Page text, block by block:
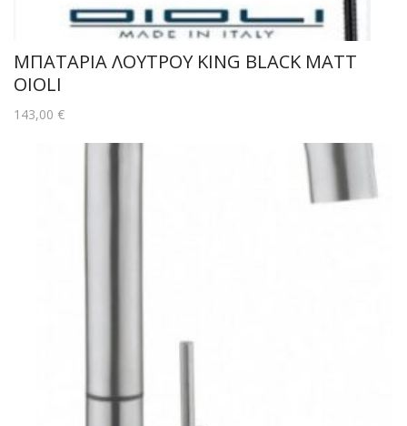
ΜΠΑΤΑΡΙΑ ΛΟΥΤΡΟΥ KING BLACK MATT
OIOLI
143,00 €